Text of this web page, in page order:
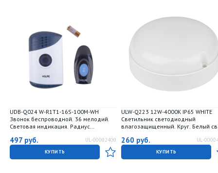
UDB-Q024 W-R1T1-16S-100M-WH
Звонок беспроводной. 36 мелодий.
Световая индикация. Радиус
упаковка. Белый. ТМ Volpe.
497 руб. UL-00002400
КУПИТЬ
ULW-Q223 12W-4000К IP65 WHITE
Светильник светодиодный
влагозащищенный. Круг. Белый
белый. ТМ Volpe.
260 руб. UL-
КУПИТЬ